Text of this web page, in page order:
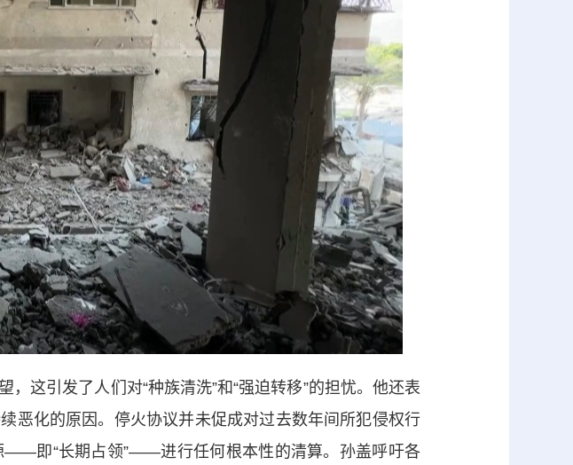
引发了人们对“种族清洗”和“强迫转移”的担忧。他还表
恶化的原因。停火协议并未促成对过去数年间所犯侵权行
——即“长期占领”——进行任何根本性的清算。孙盖呼吁各